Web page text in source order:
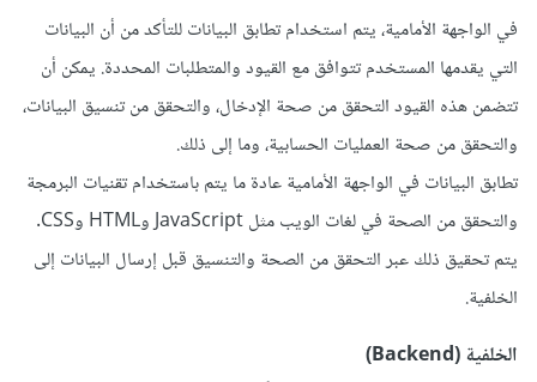
في الواجهة الأمامية، يتم استخدام تطابق البيانات للتأكد من أن البيانات
التي يقدمها المستخدم تتوافق مع القيود والمتطلبات المحددة. يمكن أن
تتضمن هذه القيود التحقق من صحة الإدخال، والتحقق من تنسيق البيانات،
والتحقق من صحة العمليات الحسابية، وما إلى ذلك.
تطابق البيانات في الواجهة الأمامية عادة ما يتم باستخدام تقنيات البرمجة
والتحقق من الصحة في لغات الويب مثل JavaScript وHTML وCSS.
يتم تحقيق ذلك عبر التحقق من الصحة والتنسيق قبل إرسال البيانات إلى
الخلفية.
الخلفية (Backend)